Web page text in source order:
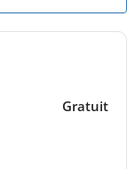
Gratuit